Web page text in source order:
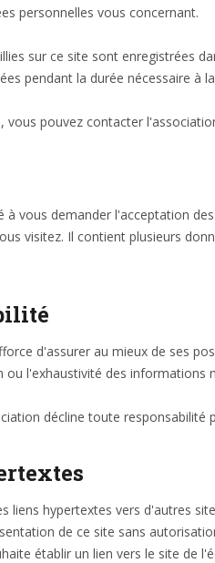
personnelles vous concernant.
sur ce site sont enregistrées
pendant la durée nécessaire
vous pouvez contacter
à vous demander l'acceptation
visitez. Il contient plusieurs
d'assurer au mieux de ses
ou l'exhaustivité des informations
décline toute
liens hypertextes vers d'autres
de ce site sans
établir un lien vers le site de